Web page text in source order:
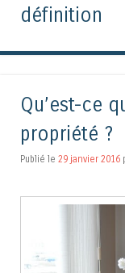
définition
Qu’est-ce
propriété ?
Publié le 29 janvier 2016